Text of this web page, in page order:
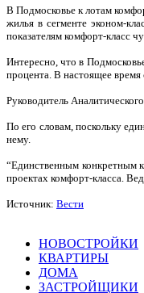
В Подмосковье к лотам
жилья в сегменте эконом-
показателям комфорт-класс
Интересно, что в
процента. В настоящее время
Руководитель
По его словам, поскольку
нему.
“Единственным конкретным
проектах комфорт-класса.
Источник: Вести
НОВОСТРОЙКИ
КВАРТИРЫ
ДОМА
ЗАСТРОЙЩИКИ